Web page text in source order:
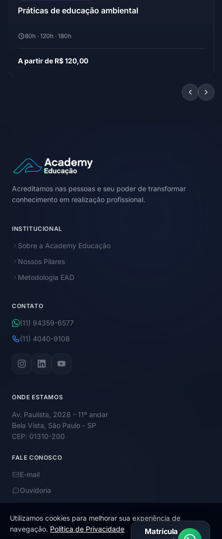
Práticas de educação ambiental
80h · 120h · 180h
A partir de R$ 120,00
Acreditamos nas pessoas e seu poder de transformar
conhecimento em realização profissional.
INSTITUCIONAL
Sobre a Academy Educação
Nossos Pilares
Metodologia EAD
CONTATO
(11) 94359-6577
(11) 4040-9108
ONDE ESTAMOS
Av. Paulista, 2028 - 11º andar
Bela Vista, São Paulo - SP
CEP: 01310-200
FALE CONOSCO
E-mail
Ouvidoria
Matrícula
Utilizamos cookies para melhorar sua experiência de
navegação. Política de Privacidade